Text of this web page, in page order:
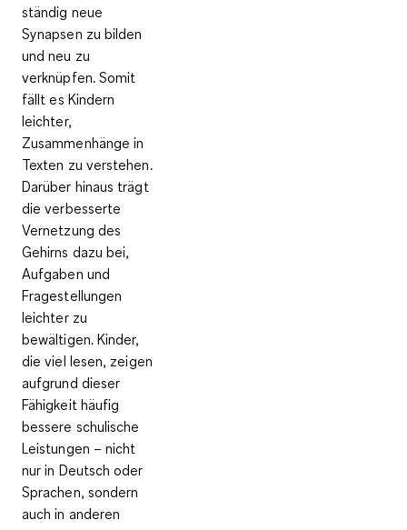
ständig neue
Synapsen zu bilden
und neu zu
verknüpfen. Somit
fällt es Kindern
leichter,
Zusammenhänge in
Texten zu verstehen.
Darüber hinaus trägt
die verbesserte
Vernetzung des
Gehirns dazu bei,
Aufgaben und
Fragestellungen
leichter zu
bewältigen. Kinder,
die viel lesen, zeigen
aufgrund dieser
Fähigkeit häufig
bessere schulische
Leistungen – nicht
nur in Deutsch oder
Sprachen, sondern
auch in anderen